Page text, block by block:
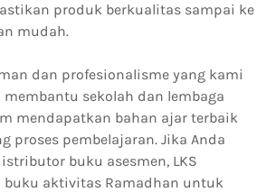
produk berkualitas sampai ke
mudah.
dan profesionalisme yang kami
sekolah dan lembaga
mendapatkan bahan ajar terbaik
proses pembelajaran. Jika Anda
buku asesmen, LKS
buku aktivitas Ramadhan untuk